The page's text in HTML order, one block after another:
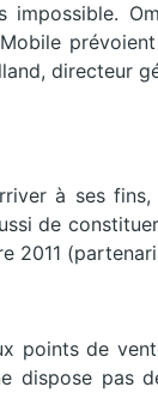
impossible.
directeur
à ses
de
2011
points de
dispose pas